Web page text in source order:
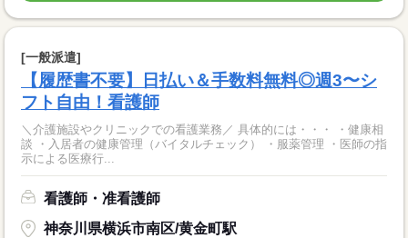
[一般派遣]
【履歴書不要】日払い＆手数料無料◎週3〜シ
フト自由！看護師
＼介護施設やクリニックでの看護業務／ 具体的には・・・ ・健康相
談 ・入居者の健康管理（バイタルチェック） ・服薬管理 ・医師の指
示による医療行...
看護師・准看護師
神奈川県横浜市南区/黄金町駅